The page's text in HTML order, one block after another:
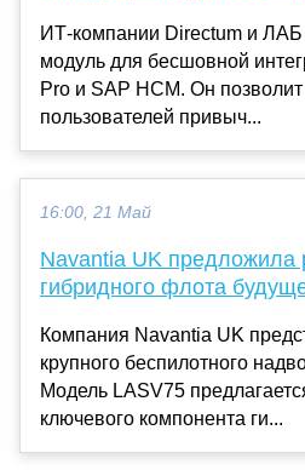
ИТ-компании Directum и
модуль для бесшовной
Pro и SAP HCM. Он
пользователей привыч...
16:00, 21 Май
Navantia UK предложила
гибридного флота
Компания Navantia UK
крупного беспилотного
Модель LASV75
ключевого компонента ги...